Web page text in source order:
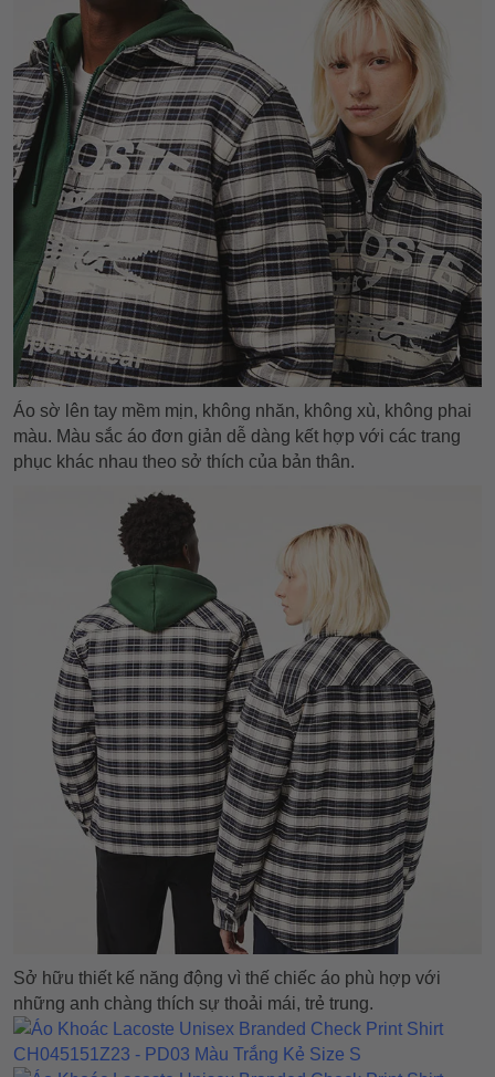
Áo sờ lên tay mềm mịn, không nhăn, không xù, không phai
màu. Màu sắc áo đơn giản dễ dàng kết hợp với các trang
phục khác nhau theo sở thích của bản thân.
Sở hữu thiết kế năng động vì thế chiếc áo phù hợp với
những anh chàng thích sự thoải mái, trẻ trung.